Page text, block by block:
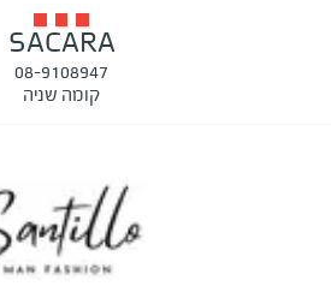
SACARA
08-9108947
קומה שניה